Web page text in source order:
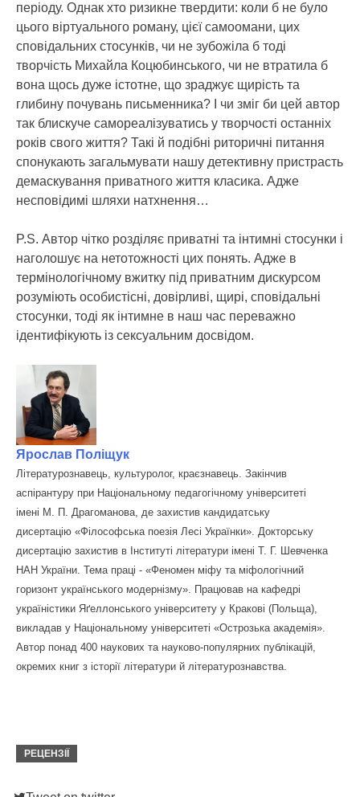
періоду. Однак хто ризикне твердити: коли б не було
цього віртуального роману, цієї самоомани, цих
сповідальних стосунків, чи не зубожіла б тоді
творчість Михайла Коцюбинського, чи не втратила б
вона щось дуже істотне, що зраджує щирість та
глибину почувань письменника? І чи зміг би цей автор
так блискуче самореалізуватись у творчості останніх
років свого життя? Такі й подібні риторичні питання
спонукають загальмувати нашу детективну пристрасть
демаскування приватного життя класика. Адже
несповідимі шляхи натхнення…
P.S. Автор чітко розділяє приватні та інтимні стосунки і
наголошує на нетотожності цих понять. Адже в
термінологічному вжитку під приватним дискурсом
розуміють особистісні, довірливі, щирі, сповідальні
стосунки, тоді як інтимне в наш час переважно
ідентифікують із сексуальним досвідом.
Ярослав Поліщук
Літературознавець, культуролог, краєзнавець. Закінчив
аспірантуру при Національному педагогічному університеті
імені М. П. Драгоманова, де захистив кандидатську
дисертацію «Філософська поезія Лесі Українки». Докторську
дисертацію захистив в Інституті літератури імені Т. Г. Шевченка
НАН України. Тема праці - «Феномен міфу та міфологічний
горизонт українського модернізму». Працював на кафедрі
україністики Яґеллонського університету у Кракові (Польща),
викладав у Національному університеті «Острозька академія».
Автор понад 400 наукових та науково-популярних публікацій,
окремих книг з історії літератури й літературознавства.
РЕЦЕНЗІЇ